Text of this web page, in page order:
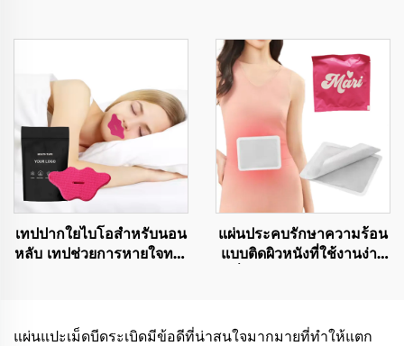
เทปปากใยไบโอสำหรับนอน
หลับ เทปช่วยการหายใจทาง
แผ่นประคบรักษาความร้อน
แบบติดผิวหนังที่ใช้งานง่าย
แผ่นแปะเม็ดบีดระเบิดมีข้อดีที่น่าสนใจมากมายที่ทำให้แตก